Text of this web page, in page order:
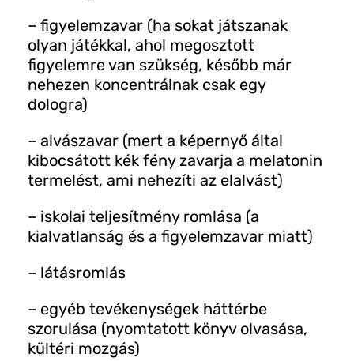
– figyelemzavar (ha sokat játszanak
olyan játékkal, ahol megosztott
figyelemre van szükség, később már
nehezen koncentrálnak csak egy
dologra)
– alvászavar (mert a képernyő által
kibocsátott kék fény zavarja a melatonin
termelést, ami nehezíti az elalvást)
– iskolai teljesítmény romlása (a
kialvatlanság és a figyelemzavar miatt)
– látásromlás
– egyéb tevékenységek háttérbe
szorulása (nyomtatott könyv olvasása,
kültéri mozgás)